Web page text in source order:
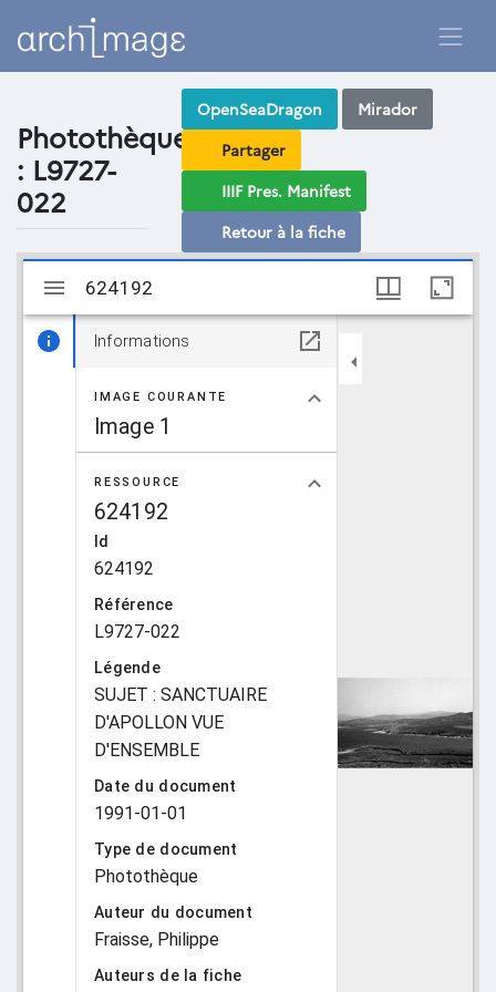
Photothèque
: L9727-
022
OpenSeaDragon
Mirador
Partager
IIIF Pres. Manifest
Retour à la fiche
Visualiseur
Mirador
624192
Informations
IMAGE COURANTE
Image 1
RESSOURCE
624192
Id
624192
Référence
L9727-022
Légende
SUJET : SANCTUAIRE
D'APOLLON VUE
D'ENSEMBLE
Date du document
1991-01-01
Type de document
Photothèque
Auteur du document
Fraisse, Philippe
Auteurs de la fiche
624192